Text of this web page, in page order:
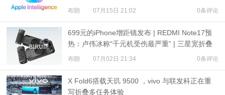
布朗 07月15日 21:02 0条评论
699元的iPhone增距镜发布 | REDMI Note17预
热：卢伟冰称“千元机受伤最严重” | 三星宽折叠
或7月22日发布
布朗 07月02日 21:34 0条评论
X Fold6搭载天玑 9500 ，vivo 与联发科正在重
写折叠多任务体验